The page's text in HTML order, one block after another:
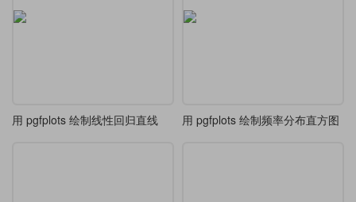
用 pgfplots 绘制线性回归直线 用 pgfplots 绘制频率分布直方图